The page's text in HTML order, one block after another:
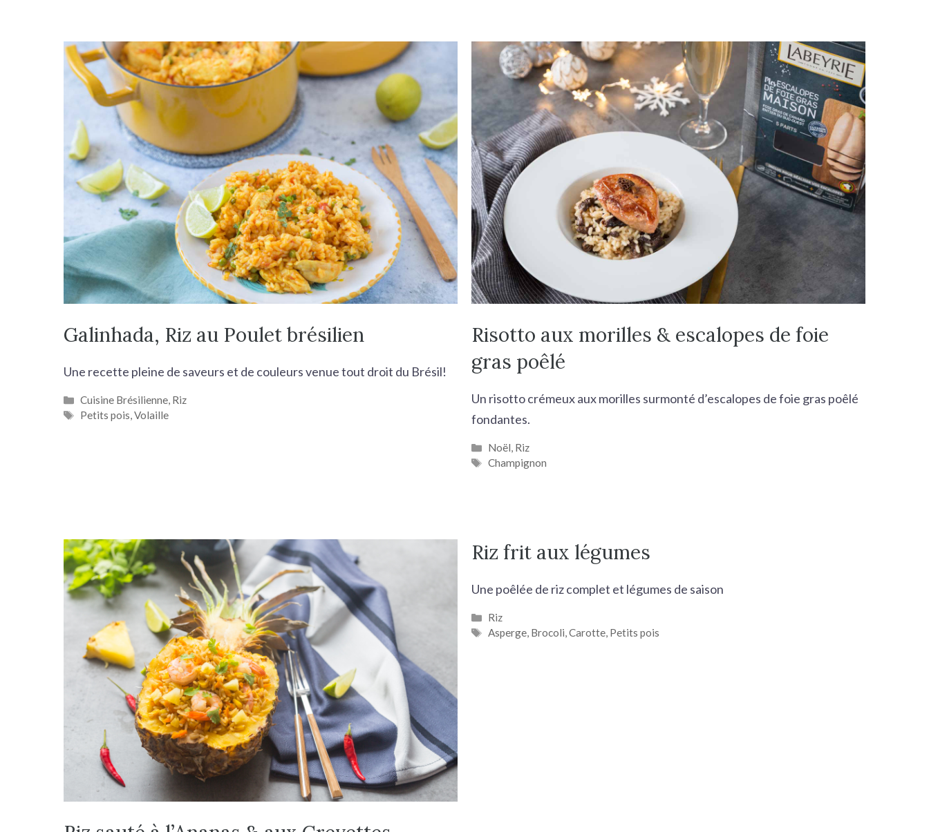
Galinhada, Riz au Poulet brésilien
Une recette pleine de saveurs et de couleurs venue tout droit du Brésil!
Catégories
Cuisine Brésilienne, Riz
Étiquettes
Petits pois,Volaille
Risotto aux morilles & escalopes de foie
gras poêlé
Un risotto crémeux aux morilles surmonté d’escalopes de foie gras poêlé
fondantes.
Catégories
Noël, Riz
Étiquettes
Champignon
Riz frit aux légumes
Une poêlée de riz complet et légumes de saison
Catégories
Riz
Étiquettes
Asperge, Brocoli,Carotte, Petits pois